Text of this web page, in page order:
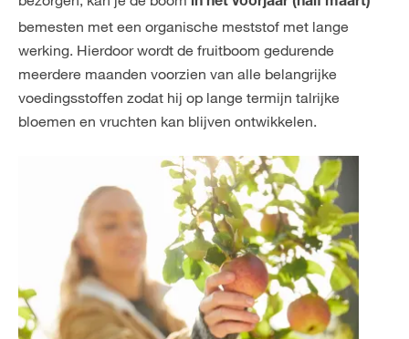
in het voorjaar (half maart)
bemesten met een organische meststof met lange
werking. Hierdoor wordt de fruitboom gedurende
meerdere maanden voorzien van alle belangrijke
voedingsstoffen zodat hij op lange termijn talrijke
bloemen en vruchten kan blijven ontwikkelen.